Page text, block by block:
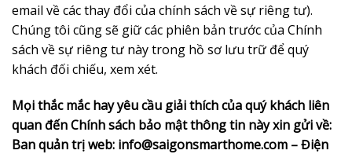
email về các thay đổi của chính sách về sự riêng tư).
Chúng tôi cũng sẽ giữ các phiên bản trước của Chính
sách về sự riêng tư này trong hồ sơ lưu trữ để quý
khách đối chiếu, xem xét.
Mọi thắc mắc hay yêu cầu giải thích của quý khách liên
quan đến Chính sách bảo mật thông tin này xin gửi về:
Ban quản trị web: info@saigonsmarthome.com – Điện